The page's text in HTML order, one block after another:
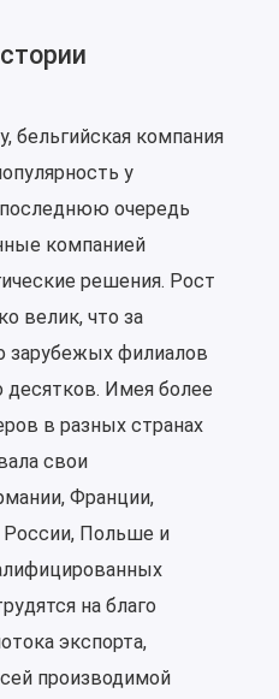
бельгийская компания
у
очередь
компанией
решения. Рост
велик, что за
зарубежых филиалов
десятков. Имея более
в разных странах
свои
Франции,
России, Польше и
на благо
экспорта,
производимой